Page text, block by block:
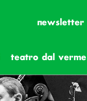
newsletter
teatro dal verme